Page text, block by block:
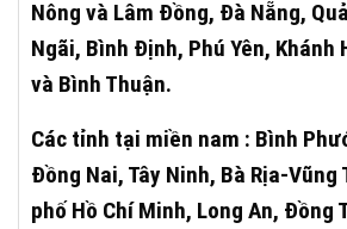
Nông và Lâm Đồng, Đà Nẵng,
Ngãi, Bình Định, Phú Yên, Khánh
và Bình Thuận.
Các tỉnh tại miền nam : Bình
Đồng Nai, Tây Ninh, Bà Rịa-Vũng
phố Hồ Chí Minh, Long An, Đồng